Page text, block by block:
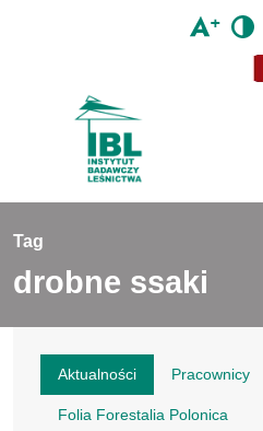
Tag
drobne ssaki
Aktualności Pracownicy
Folia Forestalia Polonica